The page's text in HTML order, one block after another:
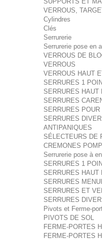
VERROUS,
Cylindres
Clés
Serrurerie
Serrurerie pose en
VERROUS DE
VERROUS
VERROUS HAUT
SERRURES 1
SERRURES HAUT
SERRURES
SERRURES
SERRURES
ANTIPANIQUES
SÉLECTEURS DE
CREMONES
Serrurerie pose à
SERRURES 1
SERRURES HAUT
SERRURES
SERRURES ET
SERRURES
Pivots et Ferme-
PIVOTS DE SOL
FERME-PORTES
FERME-PORTES